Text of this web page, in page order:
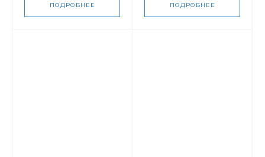
ПОДРОБНЕЕ ПОДРОБНЕЕ